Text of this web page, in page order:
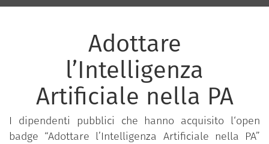
Adottare
l’Intelligenza
Artificiale nella PA
I dipendenti pubblici che hanno acquisito l‘open
badge “Adottare l’Intelligenza Artificiale nella PA”